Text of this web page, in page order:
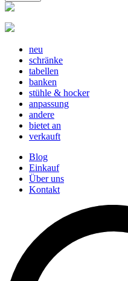
neu
schränke
tabellen
banken
stühle & hocker
anpassung
andere
bietet an
verkauft
Blog
Einkauf
Über uns
Kontakt